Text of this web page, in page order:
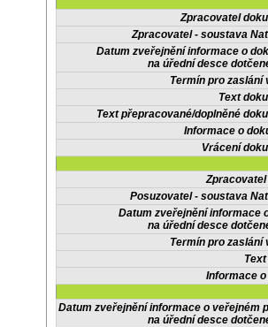
Zpracovatel
Zpracovatel - soustava
Datum zveřejnění informace o
na úřední desce
Termín pro zaslání
Text
Text přepracované/doplněné
Informace o
Vrácení
Posuzovatel - soustava
Datum zveřejnění informace
na úřední desce
Termín pro zaslání
Informace
Datum zveřejnění informace o veřejném
na úřední desce